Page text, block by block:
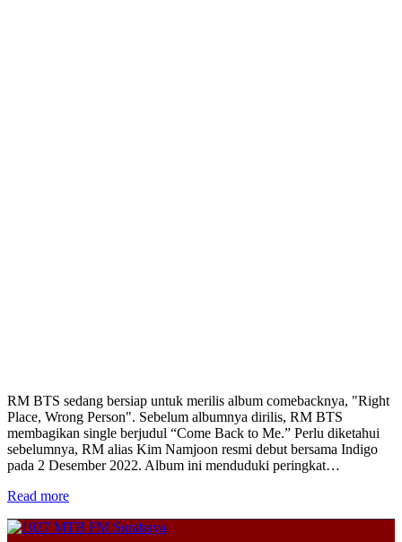
RM BTS sedang bersiap untuk merilis album comebacknya, "Right
Place, Wrong Person". Sebelum albumnya dirilis, RM BTS
membagikan single berjudul “Come Back to Me.” Perlu diketahui
sebelumnya, RM alias Kim Namjoon resmi debut bersama Indigo
pada 2 Desember 2022. Album ini menduduki peringkat…
Read more